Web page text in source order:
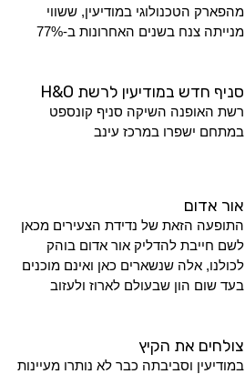
מהפארק הטכנולוגי במודיעין, ששווי
מנייתה צנח בשנים האחרונות ב-77%
סניף חדש במודיעין לרשת H&O
רשת האופנה השיקה סניף קונספט
במתחם ישפרו במרכז עינב
אור אדום
התופעה הזאת של נדידת הצעירים מכאן
לשם חייבת להדליק אור אדום בוהק
לכולנו, אלה שנשארים כאן ואינם מוכנים
בעד שום הון שבעולם לארוז ולעזוב
צולחים את הקיץ
במודיעין וסביבתה כבר לא נותרו מעיינות